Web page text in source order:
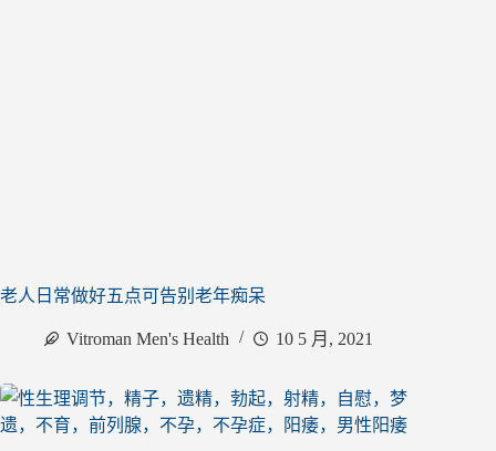
老人日常做好五点可告别老年痴呆
Vitroman Men's Health 10 5 月, 2021